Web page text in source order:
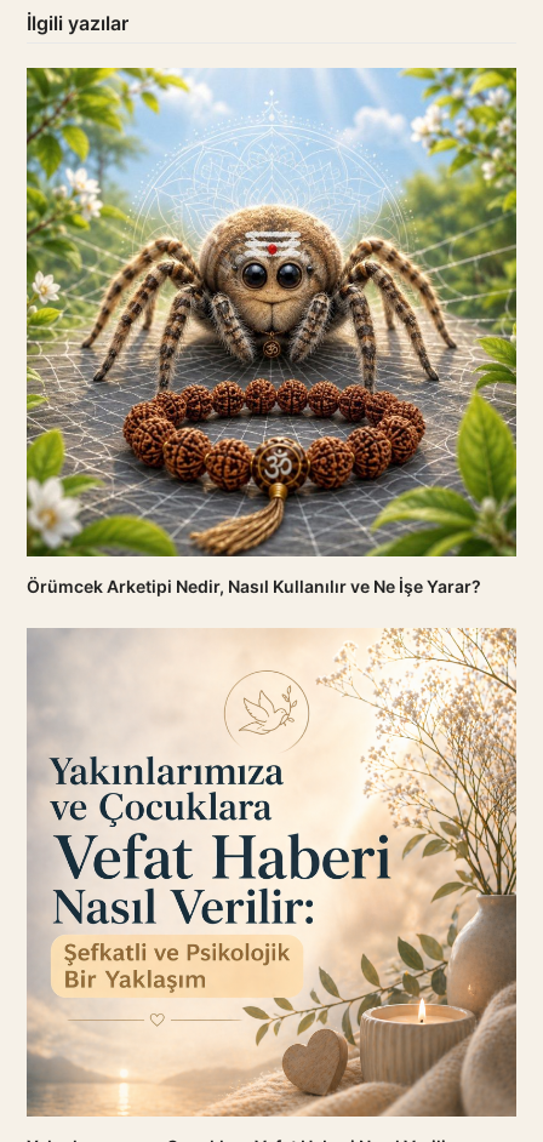
İlgili yazılar
Örümcek Arketipi Nedir, Nasıl Kullanılır ve Ne İşe Yarar?